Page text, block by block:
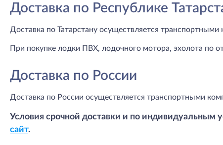
Доставка по Республике
Доставка по Татарстану осуществляется
При покупке лодки ПВХ, лодочного мотора, эхолота по
Доставка по России
Доставка по России осуществляется транспортными
Условия срочной доставки и по
сайт.